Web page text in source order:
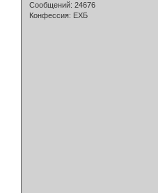
Сообщений: 24676
Конфессия: ЕХБ